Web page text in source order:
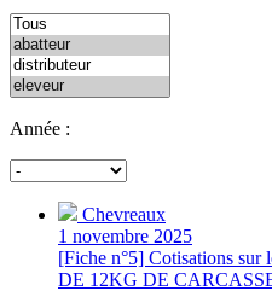
Année :
Chevreaux
1 novembre 2025
[Fiche n°5] Cotisations
DE 12KG DE